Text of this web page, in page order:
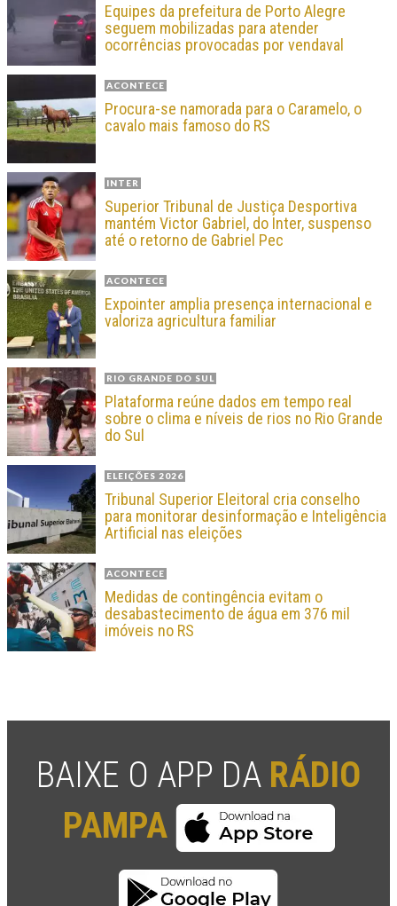
Equipes da prefeitura de Porto Alegre
seguem mobilizadas para atender
ocorrências provocadas por vendaval
ACONTECE
Procura-se namorada para o Caramelo, o
cavalo mais famoso do RS
INTER
Superior Tribunal de Justiça Desportiva
mantém Victor Gabriel, do Inter, suspenso
até o retorno de Gabriel Pec
ACONTECE
Expointer amplia presença internacional e
valoriza agricultura familiar
RIO GRANDE DO SUL
Plataforma reúne dados em tempo real
sobre o clima e níveis de rios no Rio Grande
do Sul
ELEIÇÕES 2026
Tribunal Superior Eleitoral cria conselho
para monitorar desinformação e Inteligência
Artificial nas eleições
ACONTECE
Medidas de contingência evitam o
desabastecimento de água em 376 mil
imóveis no RS
BAIXE O APP DA RÁDIO
PAMPA